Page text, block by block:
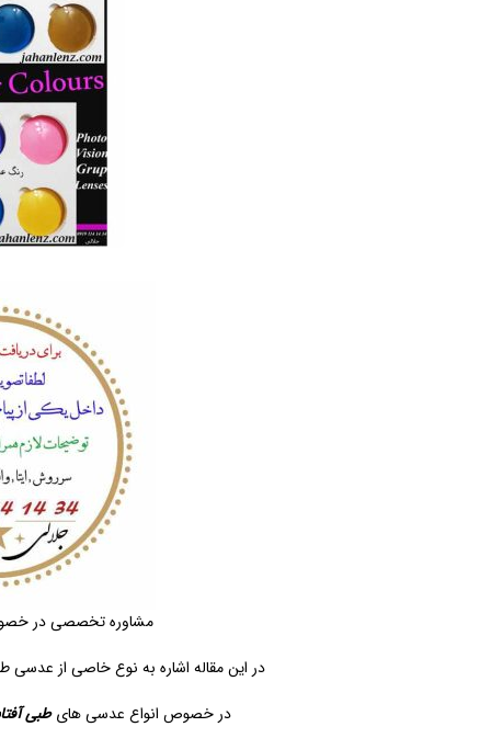
مشاوره تخصصی در
در این مقاله اشاره به نوع خاصی از عدسی
در خصوص انواع عدسی هایطبی